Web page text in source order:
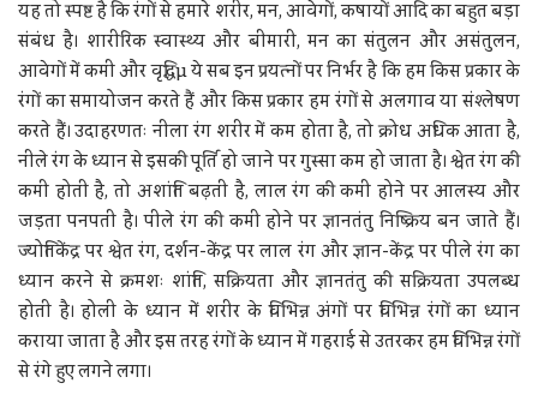
यह तो स्पष्ट है कि रंगों से हमारे शरीर, मन, आवेगों, कषायों आदि का बहुत बड़ा
संबंध है। शारीरिक स्वास्थ्य और बीमारी, मन का संतुलन और असंतुलन,
आवेगों में कमी और वृद्धिµ ये सब इन प्रयत्नों पर निर्भर है कि हम किस प्रकार के
रंगों का समायोजन करते हैं और किस प्रकार हम रंगों से अलगाव या संश्लेषण
करते हैं। उदाहरणतः नीला रंग शरीर में कम होता है, तो क्रोध अधिक आता है,
नीले रंग के ध्यान से इसकी पूर्ति हो जाने पर गुस्सा कम हो जाता है। श्वेत रंग की
कमी होती है, तो अशांति बढ़ती है, लाल रंग की कमी होने पर आलस्य और
जड़ता पनपती है। पीले रंग की कमी होने पर ज्ञानतंतु निष्क्रिय बन जाते हैं।
ज्योतिकेंद्र पर श्वेत रंग, दर्शन-केंद्र पर लाल रंग और ज्ञान-केंद्र पर पीले रंग का
ध्यान करने से क्रमशः शांति, सक्रियता और ज्ञानतंतु की सक्रियता उपलब्ध
होती है। होली के ध्यान में शरीर के विभिन्न अंगों पर विभिन्न रंगों का ध्यान
कराया जाता है और इस तरह रंगों के ध्यान में गहराई से उतरकर हम विभिन्न रंगों
से रंगे हुए लगने लगा।